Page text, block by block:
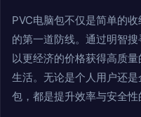
PVC电脑包不仅是简单的
的第一道防线。通过明智
以更经济的价格获得高质
生活。无论是个人用户还
包，都是提升效率与安全性